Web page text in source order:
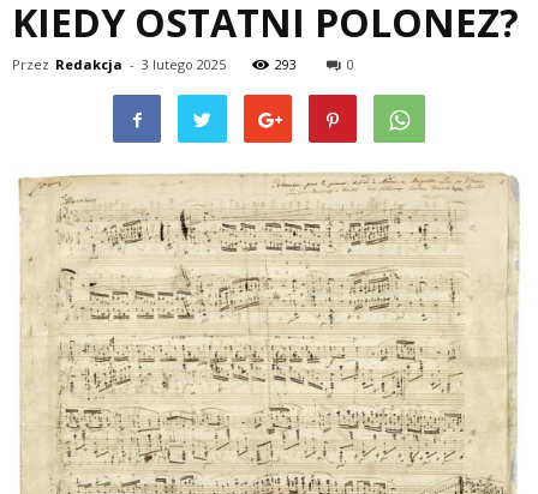
KIEDY OSTATNI POLONEZ?
Przez Redakcja - 3 lutego 2025 293 0